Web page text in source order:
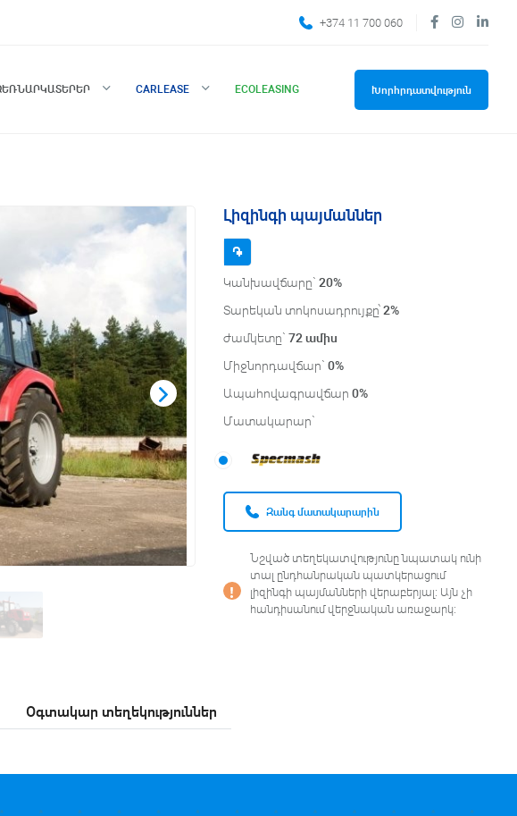
+374 11 700 060
CARLEASE ECOLEASING Խորհրդատվություն
Լիզինգի պայմաններ
֌
Կանխավճարը` 20%
Տարեկան տոկոսադրույքը՝2%
ժամկետը` 72ամիս
Միջնորդավճար` 0%
Ապահովագրավճար 0%
Մատակարար`
Զանգ մատակարարին
Նշված տեղեկատվությունը նպատակ ունի
տալ ընդհանրական պատկերացում
լիզինգի պայմանների վերաբերյալ։ Այն չի
հանդիսանում վերջնական առաջարկ։
Օգտակար տեղեկություններ